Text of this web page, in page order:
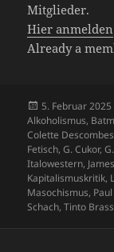
Mitglieder.
Hier anmelden
Already a
Veröffentlicht
am
5. Februar 2025
Alkoholismus,
Colette Descombes
Fetisch,G. Cukor,
Italowestern,
Kapitalismuskritik,
Masochismus,
Schach,Tinto Brass